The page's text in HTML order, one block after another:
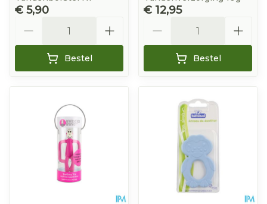
€ 5,90
Bestel
€ 12,95
Bestel